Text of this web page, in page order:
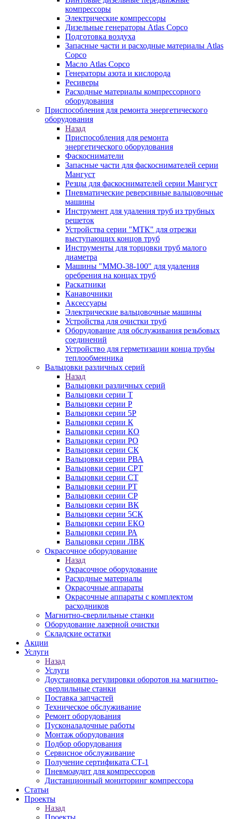
компрессоры
Электрические компрессоры
Дизельные генераторы Atlas Copco
Подготовка воздуха
Запасные части и расходные материалы Atlas
Copco
Масло Atlas Copco
Генераторы азота и кислорода
Ресиверы
Расходные материалы компрессорного
оборудования
Приспособления для ремонта энергетического
оборудования
Назад
Приспособления для ремонта
энергетического оборудования
Фаскосниматели
Запасные части для фаскоснимателей серии
Мангуст
Резцы для фаскоснимателей серии Мангуст
Пневматические реверсивные вальцовочные
машины
Инструмент для удаления труб из трубных
решеток
Устройства серии "МТК" для отрезки
выступающих концов труб
Инструменты для торцовки труб малого
диаметра
Машины "ММО-38-100" для удаления
оребрения на концах труб
Раскатники
Канавочники
Аксессуары
Электрические вальцовочные машины
Устройства для очистки труб
Оборудование для обслуживания резьбовых
соединений
Устройство для герметизации конца трубы
теплообменника
Вальцовки различных серий
Назад
Вальцовки различных серий
Вальцовки серии Т
Вальцовки серии Р
Вальцовки серии 5Р
Вальцовки серии К
Вальцовки серии КО
Вальцовки серии РО
Вальцовки серии СК
Вальцовки серии РВА
Вальцовки серии СРТ
Вальцовки серии СТ
Вальцовки серии РТ
Вальцовки серии СР
Вальцовки серии ВК
Вальцовки серии 5СК
Вальцовки серии ЕКО
Вальцовки серии РА
Вальцовки серии ЛВК
Окрасочное оборудование
Назад
Окрасочное оборудование
Расходные материалы
Окрасочные аппараты
Окрасочные аппараты с комплектом
расходников
Магнитно-сверлильные станки
Оборудование лазерной очистки
Складские остатки
Акции
Услуги
Назад
Услуги
Доустановка регулировки оборотов на магнитно-
сверлильные станки
Поставка запчастей
Техническое обслуживание
Ремонт оборудования
Пусконаладочные работы
Монтаж оборудования
Подбор оборудования
Сервисное обслуживание
Получение сертификата СТ-1
Пневмоаудит для компрессоров
Дистанционный мониторинг компрессора
Статьи
Проекты
Назад
Проекты